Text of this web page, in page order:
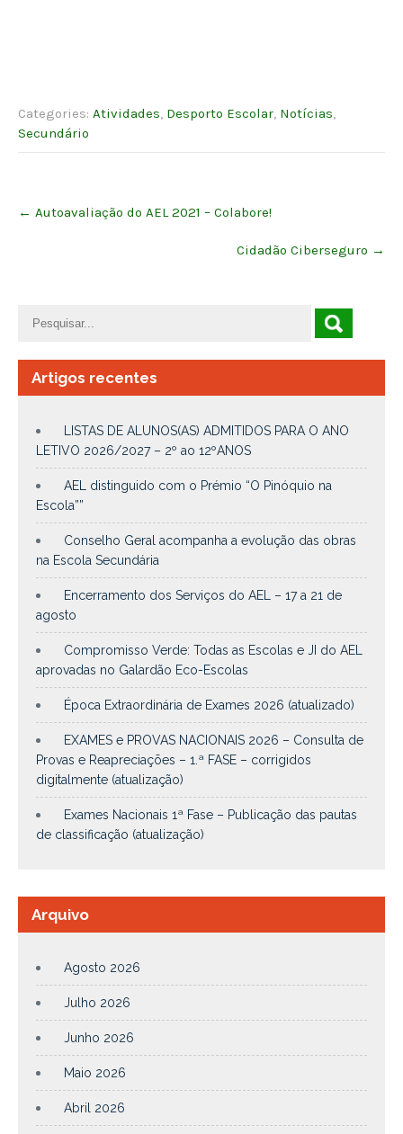
Categories: Atividades, Desporto Escolar, Notícias,
Secundário
navigation
← Autoavaliação do AEL 2021 – Colabore!
Cidadão Ciberseguro →
Artigos recentes
LISTAS DE ALUNOS(AS) ADMITIDOS PARA O ANO
LETIVO 2026/2027 – 2º ao 12ºANOS
AEL distinguido com o Prémio “O Pinóquio na
Escola””
Conselho Geral acompanha a evolução das obras
na Escola Secundária
Encerramento dos Serviços do AEL – 17 a 21 de
agosto
Compromisso Verde: Todas as Escolas e JI do AEL
aprovadas no Galardão Eco-Escolas
Época Extraordinária de Exames 2026 (atualizado)
EXAMES e PROVAS NACIONAIS 2026 – Consulta de
Provas e Reapreciações – 1.ª FASE – corrigidos
digitalmente (atualização)
Exames Nacionais 1ª Fase – Publicação das pautas
de classificação (atualização)
Arquivo
Agosto 2026
Julho 2026
Junho 2026
Maio 2026
Abril 2026